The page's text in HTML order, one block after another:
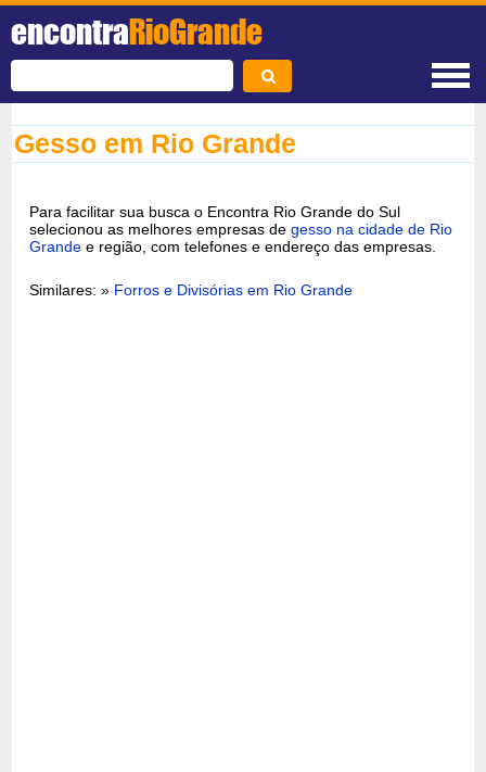
encontraRioGrande
Gesso em Rio Grande
Para facilitar sua busca o Encontra Rio Grande do Sul
selecionou as melhores empresas degesso na cidade de Rio
Grande e região, com telefones e endereço das empresas.
Similares: » Forros e Divisórias em Rio Grande